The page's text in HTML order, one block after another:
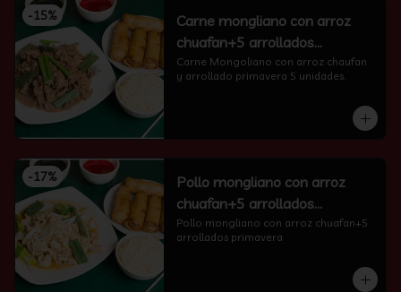
-15%
Carne mongliano con arroz
chuafan+5 arrollados
primavera
Carne Mongoliano con arroz chaufan
y arrollado primavera 5 unidades.
-17%
Pollo mongliano con arroz
chuafan+5 arrollados
primavera
Pollo mongliano con arroz chuafan+5
arrollados primavera